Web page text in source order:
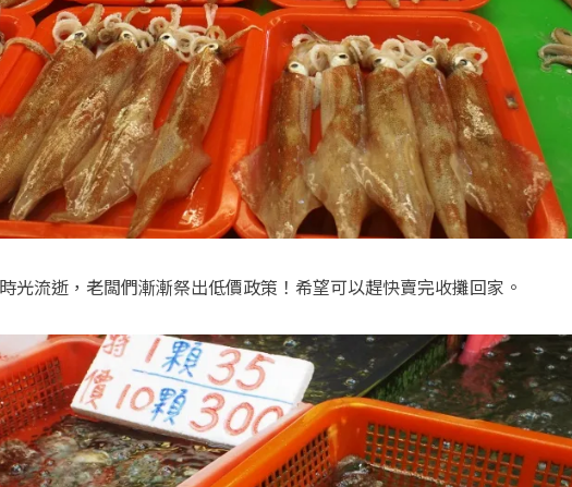
光流逝，老闆們漸漸祭出低價政策！希望可以趕快賣完收攤回家。